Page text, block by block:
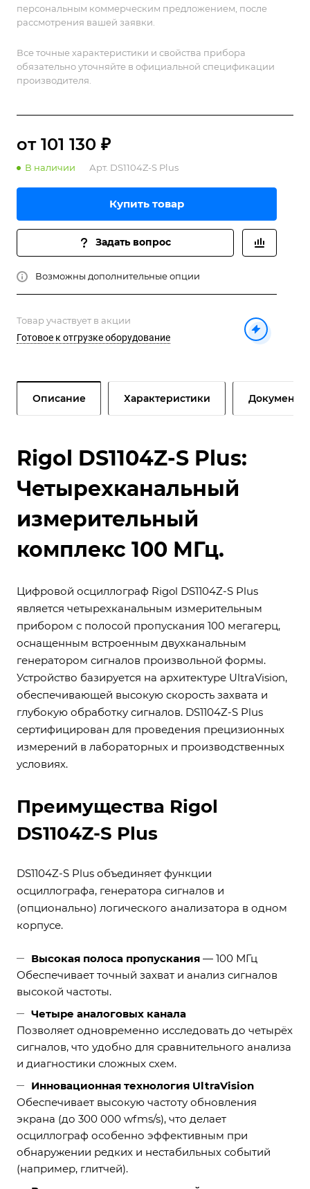
персональным коммерческим предложением, после
рассмотрения вашей заявки.
Все точные характеристики и свойства прибора
обязательно уточняйте в официальной спецификации
производителя.
от 101 130 ₽
В наличии Арт. DS1104Z-S Plus
Купить товар
Задать вопрос
Возможны дополнительные опции
Товар участвует в акции
Готовое к отгрузке оборудование
Описание Характеристики Документы
Rigol DS1104Z-S Plus:
Четырехканальный
измерительный
комплекс 100 МГц.
Цифровой осциллограф Rigol DS1104Z-S Plus
является четырехканальным измерительным
прибором с полосой пропускания 100 мегагерц,
оснащенным встроенным двухканальным
генератором сигналов произвольной формы.
Устройство базируется на архитектуре UltraVision,
обеспечивающей высокую скорость захвата и
глубокую обработку сигналов. DS1104Z-S Plus
сертифицирован для проведения прецизионных
измерений в лабораторных и производственных
условиях.
Преимущества Rigol
DS1104Z-S Plus
DS1104Z-S Plus объединяет функции
осциллографа, генератора сигналов и
(опционально) логического анализатора в одном
корпусе.
Высокая полоса пропускания — 100 МГц
Обеспечивает точный захват и анализ сигналов
высокой частоты.
Четыре аналоговых канала
Позволяет одновременно исследовать до четырёх
сигналов, что удобно для сравнительного анализа
и диагностики сложных схем.
Инновационная технология UltraVision
Обеспечивает высокую частоту обновления
экрана (до 300 000 wfms/s), что делает
осциллограф особенно эффективным при
обнаружении редких и нестабильных событий
(например, глитчей).